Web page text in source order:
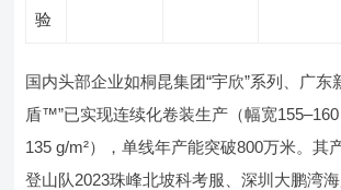
验
国内头部企业如桐昆集团“宇欣”系列、广东
盾™”已实现连续化卷装生产（幅宽
135 g/m²），单线年产能突破800万米。其
登山队2023珠峰北坡科考服、深圳大鹏湾